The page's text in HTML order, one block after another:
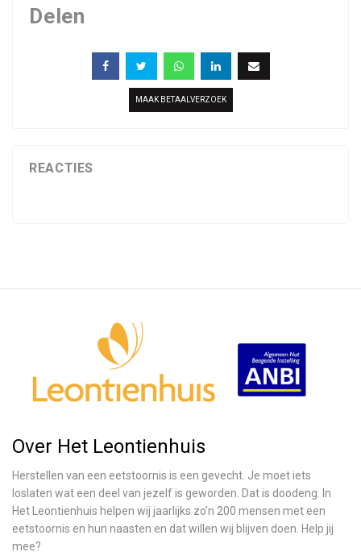
Delen
MAAK BETAALVERZOEK
REACTIES
Over Het Leontienhuis
Herstellen van een eetstoornis is een gevecht. Je moet iets
loslaten wat een deel van jezelf is geworden. Dat is doodeng. In
Het Leontienhuis helpen wij jaarlijks zo’n 200 mensen met een
eetstoornis en hun naasten en dat willen wij blijven doen. Help jij
mee?